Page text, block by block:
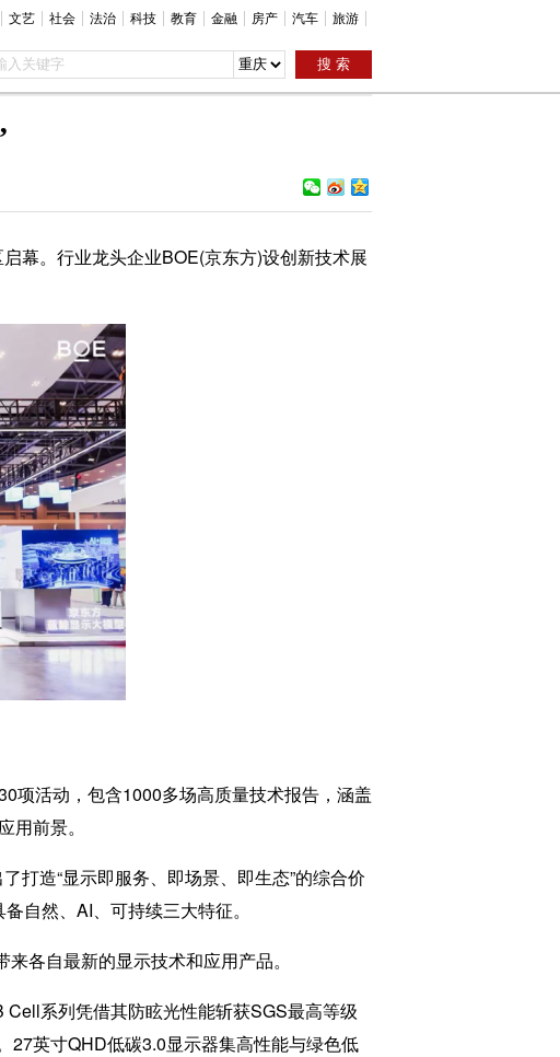
文艺 社会 法治 科技 教育 金融 房产 汽车 旅游
幕。行业龙头企业BOE(京东方)设创新技术展
活动，包含1000多场高质量技术报告，涵盖
前景。
造“显示即服务、即场景、即生态”的综合价
自然、AI、可持续三大特征。
各自最新的显示技术和应用产品。
系列凭借其防眩光性能斩获SGS最高等级
27英寸QHD低碳3.0显示器集高性能与绿色低